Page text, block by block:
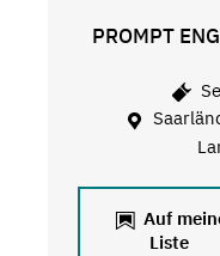
PROMPT
Auf
Liste